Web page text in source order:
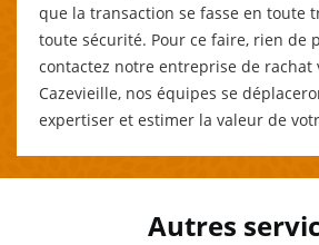
que la transaction se fasse en toute
toute sécurité. Pour ce faire, rien de
contactez notre entreprise de rachat
Cazevieille, nos équipes se
expertiser et estimer la valeur de
Autres